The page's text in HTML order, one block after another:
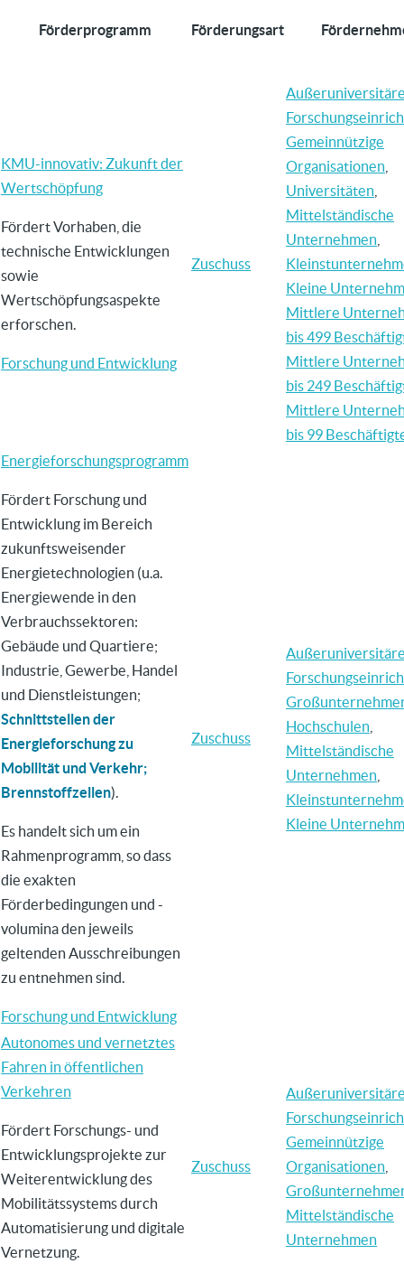
Förderprogramm Förderungsart
KMU-innovativ: Zukunft der
Wertschöpfung
Fördert Vorhaben, die
technische Entwicklungen
sowie
Wertschöpfungsaspekte
erforschen.
Forschung und Entwicklung
Zuschuss
Gemeinnützige
Organisationen
Universitäten
Mittelständische
Unternehmen
Kleine
Mittlere
bis 499
Mittlere
bis 249
Mittlere
bis 99
Energieforschungsprogramm
Fördert Forschung und
Entwicklung im Bereich
zukunftsweisender
Energietechnologien (u.a.
Energiewende in den
Verbrauchssektoren:
Gebäude und Quartiere;
Industrie, Gewerbe, Handel
und Dienstleistungen;
Schnittstellen der
Energieforschung zu
Mobilität und Verkehr;
Brennstoffzellen).
Es handelt sich um ein
Rahmenprogramm, so dass
die exakten
Förderbedingungen und -
volumina den jeweils
geltenden Ausschreibungen
zu entnehmen sind.
Forschung und Entwicklung
Zuschuss
Hochschulen
Mittelständische
Unternehmen
Kleine
Autonomes und vernetztes
Fahren in öffentlichen
Verkehren
Fördert Forschungs- und
Entwicklungsprojekte zur
Weiterentwicklung des
Mobilitätssystems durch
Automatisierung und digitale
Vernetzung.
Zuschuss
Gemeinnützige
Organisationen
Mittelständische
Unternehmen